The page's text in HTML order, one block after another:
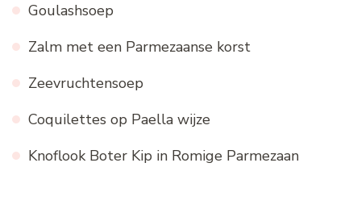
Goulashsoep
Zalm met een Parmezaanse korst
Zeevruchtensoep
Coquilettes op Paella wijze
Knoflook Boter Kip in Romige Parmezaan